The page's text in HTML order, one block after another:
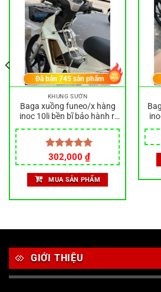
KHUNG SƯỜN
Baga xuồng funeo/x hàng
inoc 10li bền bĩ bảo hành rỉ
Được xếp
hạng5.00
5 sao
302,000 ₫
Đã bán745 sản phẩm
MUA SẢN PHẨM
GIỚI THIỆU